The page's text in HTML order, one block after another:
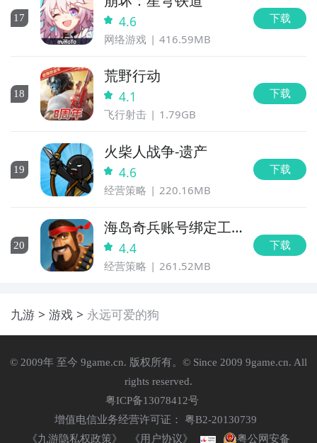
17 4.6
网络游戏 416.59MB
下载
18
荒野行动
4.1
飞行射击 1.79GB
下载
19
火柴人战争-遗产
4.6
经营策略 220.16MB
下载
20
海岛奇兵账号绑定工
具 4.4
经营策略 261.52MB
下载
九游 游戏 永远可爱的狗
© 2009年 至今 9game.cn. 版权所有。© Since 2009 9game.cn. All
rights reserved.
粤ICP备13078412号
增值电信业务经营许可证： 粤B2-20130739
《九游隐私权政策》
《用户协议》 粤公网安备